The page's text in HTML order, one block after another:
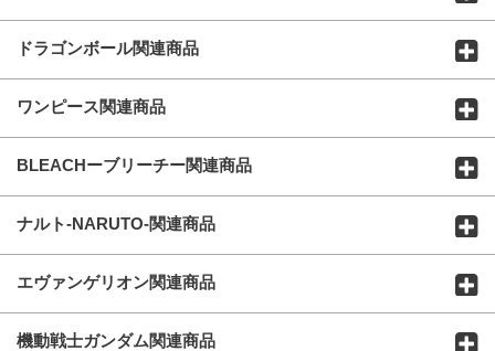
ドラゴンボール関連商品
ワンピース関連商品
BLEACHーブリーチー関連商品
ナルト-NARUTO-関連商品
エヴァンゲリオン関連商品
機動戦士ガンダム関連商品